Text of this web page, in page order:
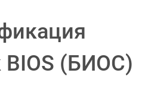
(БИОС)